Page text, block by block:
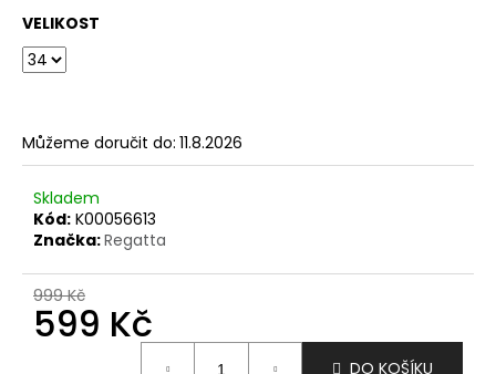
VELIKOST
Můžeme doručit do: 11.8.2026
Skladem
Kód: K00056613
Značka:Regatta
999 Kč
599 Kč
DO KOŠÍKU
o
p
u
č
u